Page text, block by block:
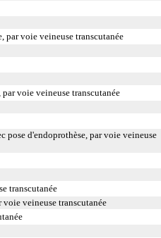
voie veineuse transcutanée
voie veineuse transcutanée
d'endoprothèse, par voie veineuse
transcutanée
veineuse transcutanée